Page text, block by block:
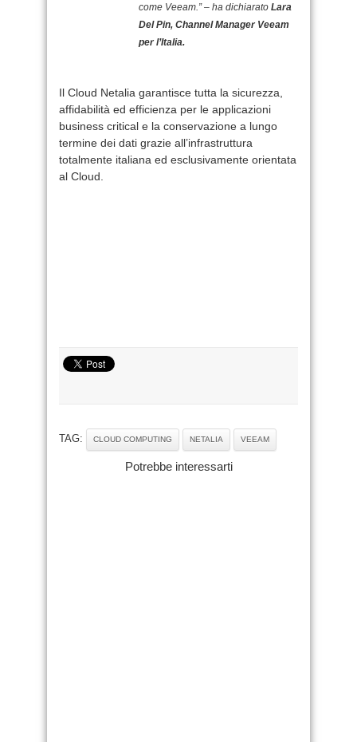
come Veeam.” – ha dichiarato Lara
Del Pin, Channel Manager Veeam
per l’Italia.
Il Cloud Netalia garantisce tutta la sicurezza,
affidabilità ed efficienza per le applicazioni
business critical e la conservazione a lungo
termine dei dati grazie all’infrastruttura
totalmente italiana ed esclusivamente orientata
al Cloud.
TAG: CLOUD COMPUTING NETALIA VEEAM
Potrebbe interessarti